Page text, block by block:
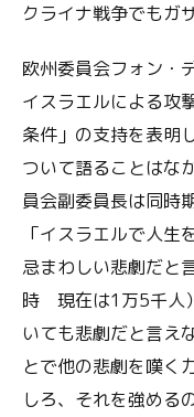
クライナ戦争でもガ
欧州委員会フォン・
イスラエルによる攻
条件」の支持を表明
ついて語ることはな
員会副委員長は同時
「イスラエルで人
忌まわしい悲劇だと
時 現在は1万5千人
いても悲劇だと言え
とで他の悲劇を嘆く
しろ、それを強める